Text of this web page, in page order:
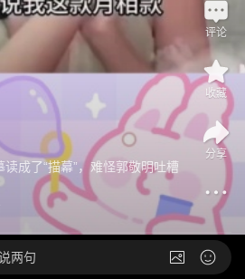
成了“描幕”，难怪郭敬明吐槽
评论
收藏
分享
两句